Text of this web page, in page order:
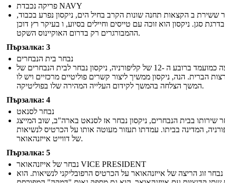
פריקה נכבדת NAVY
ששירת ב הקצאות תחנה שונות הקרב בחיל הים, ניקסון נפרע בכבוד,
סגן. ניקסון הוא זוכה עם טייסים וחיילים בסיוע, ו בעיקר רץ דוכן
ההמבורגרים רק בדרום האוקיינוס ​​השקט.
Пързалка: 3
נבחר בית הנבחרים
ריצה כמועמד ברובע ה -12 של קליפורניה, ניקסון נבחר לבית הנבחרים של
הברית. הנה, ניקסון ממשיך ליצור קשרים פוליטיים מרכזיים ויש לו
המשך הצלחה בהמשך לקידום העלייה המהירה שלו בפוליטיקה.
Пързалка: 4
נבחר לסנאט
שירותו בבית הנבחרים, ניקסון נבחר אז לסנאט בארה"ב, שוב המייצג
המדינה בביתו. עמדתו תעזור מעוטה אותו על הכרטיס לנשיאות
של דווייט אייזנהאואר.
Пързалка: 5
נבחר של אייזנהאואר VICE PRESIDENT
נבחר זוג הריצה של אייזנהאואר על הכרטיס הרפובליקני לנשיאות. הוא